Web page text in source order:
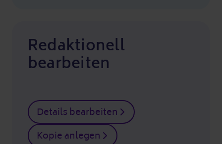
Redaktionell
bearbeiten
Details bearbeiten
Kopie anlegen